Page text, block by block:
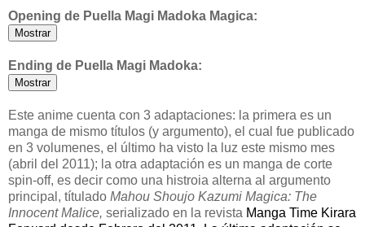
Opening de Puella Magi Madoka Magica:
Ending de Puella Magi Madoka:
Este anime cuenta con 3 adaptaciones: la primera es un
manga de mismo títulos (y argumento), el cual fue publicado
en 3 volumenes, el último ha visto la luz este mismo mes
(abril del 2011); la otra adaptación es un manga de corte
spin-off, es decir como una histroia alterna al argumento
principal, títulado Mahou Shoujo Kazumi Magica: The
Innocent Malice, serializado en la revista Manga Time Kirara